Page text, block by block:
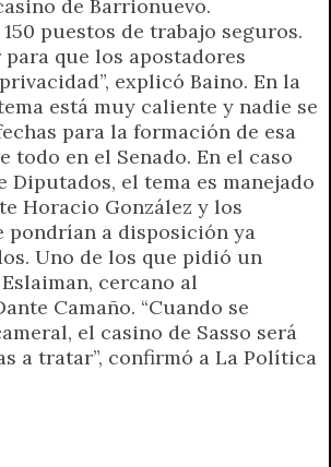
de Barrionuevo.
puestos de trabajo seguros.
que los apostadores
explicó Baino. En la
está muy caliente y nadie se
para la formación de esa
todo en el Senado. En el caso
Diputados, el tema es manejado
Horacio González y los
pondrían a disposición ya
Uno de los que pidió un
cercano al
Camaño. “Cuando se
el casino de Sasso será
a tratar”, confirmó a La Política